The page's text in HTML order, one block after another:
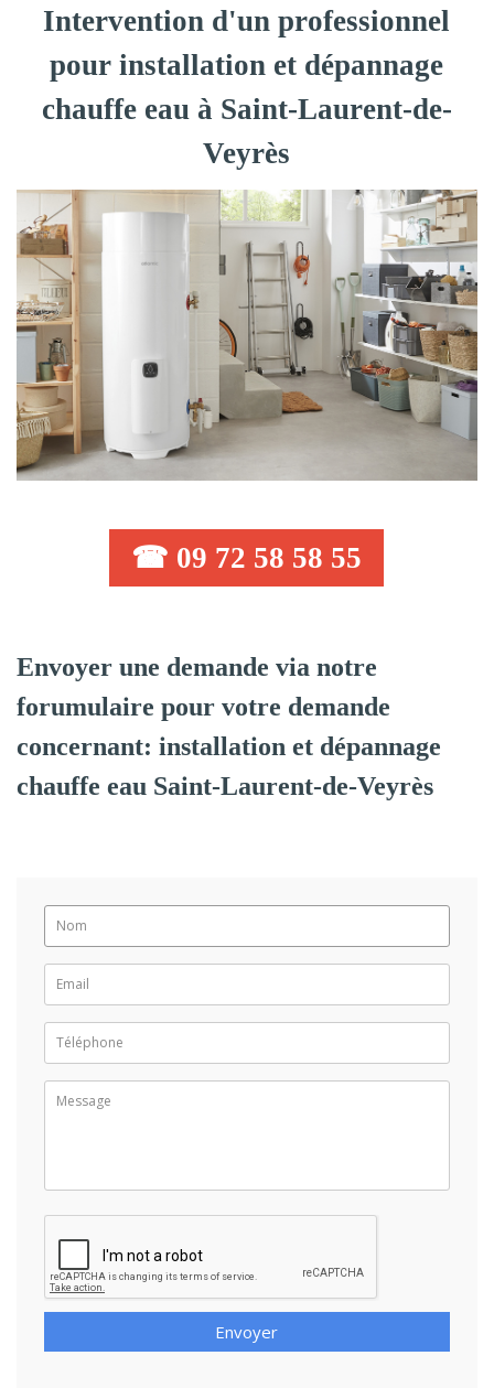
Intervention d'un professionnel
pour installation et dépannage
chauffe eau à Saint-Laurent-de-
Veyrès
☎ 09 72 58 58 55
Envoyer une demande via notre
forumulaire pour votre demande
concernant: installation et dépannage
chauffe eau Saint-Laurent-de-Veyrès
Envoyer